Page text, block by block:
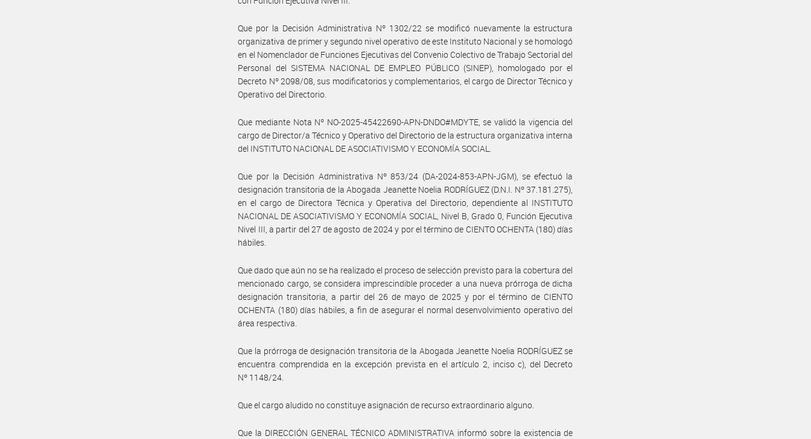
Que por la Decisión Administrativa Nº 1302/22 se modificó nuevamente la estructura
organizativa de primer y segundo nivel operativo de este Instituto Nacional y se homologó
en el Nomenclador de Funciones Ejecutivas del Convenio Colectivo de Trabajo Sectorial del
Personal del SISTEMA NACIONAL DE EMPLEO PÚBLICO (SINEP), homologado por el
Decreto Nº 2098/08, sus modificatorios y complementarios, el cargo de Director Técnico y
Operativo del Directorio.
Que mediante Nota Nº NO-2025-45422690-APN-DNDO#MDYTE, se validó la vigencia del
cargo de Director/a Técnico y Operativo del Directorio de la estructura organizativa interna
del INSTITUTO NACIONAL DE ASOCIATIVISMO Y ECONOMÍA SOCIAL.
Que por la Decisión Administrativa Nº 853/24 (DA-2024-853-APN-JGM), se efectuó la
designación transitoria de la Abogada Jeanette Noelia RODRÍGUEZ (D.N.I. Nº 37.181.275),
en el cargo de Directora Técnica y Operativa del Directorio, dependiente al INSTITUTO
NACIONAL DE ASOCIATIVISMO Y ECONOMÍA SOCIAL, Nivel B, Grado 0, Función Ejecutiva
Nivel III, a partir del 27 de agosto de 2024 y por el término de CIENTO OCHENTA (180) días
hábiles.
Que dado que aún no se ha realizado el proceso de selección previsto para la cobertura del
mencionado cargo, se considera imprescindible proceder a una nueva prórroga de dicha
designación transitoria, a partir del 26 de mayo de 2025 y por el término de CIENTO
OCHENTA (180) días hábiles, a fin de asegurar el normal desenvolvimiento operativo del
área respectiva.
Que la prórroga de designación transitoria de la Abogada Jeanette Noelia RODRÍGUEZ se
encuentra comprendida en la excepción prevista en el artículo 2, inciso c), del Decreto
Nº 1148/24.
Que el cargo aludido no constituye asignación de recurso extraordinario alguno.
Que la DIRECCIÓN GENERAL TÉCNICO ADMINISTRATIVA informó sobre la existencia de